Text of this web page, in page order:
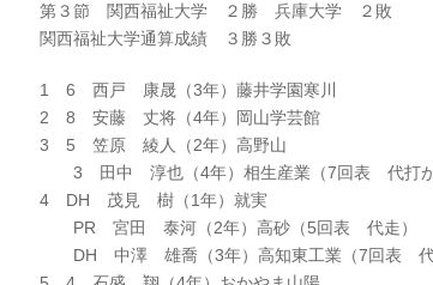
第３節 関西福祉大学 ２勝 兵庫大学 ２敗
関西福祉大学通算成績 ３勝３敗
1 6 西戸 康晟（3年）藤井学園寒川
2 8 安藤 丈将（4年）岡山学芸館
3 5 笠原 綾人（2年）高野山
3 田中 淳也（4年）相生産業（7回表 代打か
4 DH 茂見 樹（1年）就実
PR 宮田 泰河（2年）高砂（5回表 代走）
DH 中澤 雄喬（3年）高知東工業（7回表 代